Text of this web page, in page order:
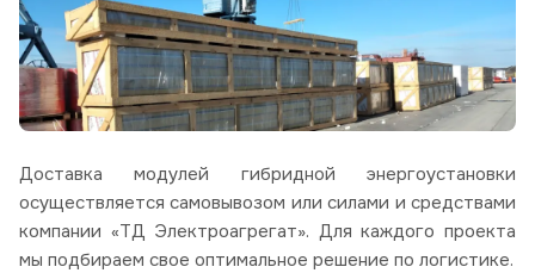
Доставка модулей гибридной энергоустановки
осуществляется самовывозом или силами и средствами
компании «ТД Электроагрегат». Для каждого проекта
мы подбираем свое оптимальное решение по логистике.